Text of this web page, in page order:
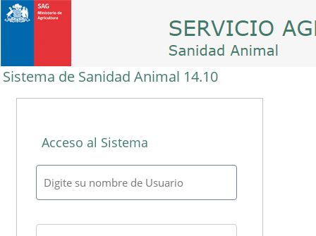
Sistema de Sanidad Animal 14.10
Acceso al Sistema